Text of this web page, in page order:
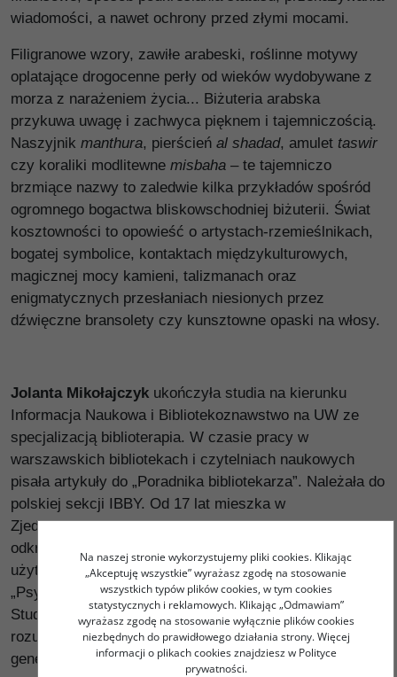
wiadomości, a nawet ochrony przed złymi mocami.
Filigranowe wzory, zawiłe arabeski, roślinne motywy
oplatające drogocenne perły od wieków wydobywane z
morza z narażeniem życia... Biżuteria arabska
przykuwa uwagę i zachwyca pięknem i tajemniczością.
Naszyjnik manthura, pierścień al shadad, amulet taswir
czy koraliki modlitewne misbaha – te tajemniczo
brzmiące nazwy to zaledwie kilka przykładów spośród
ogromnego bogactwa bliskowschodniej biżuterii. Świat
kosztowności to opowieść o artystach-rzemieślnikach,
bogatej symbolice, kontaktach międzykulturowych,
magicznej mocy kamieni, talizmanach oraz
enigmatycznych przesłaniach niesionych przez
dźwięczne bransolety czy kunsztowne opaski na włosy.
Jolanta Mikołajczyk ukończyła studia na kierunku
Informacja Naukowa i Bibliotekoznawstwo na UW ze
specjalizacją biblioterapia. W czasie pracy w
warszawskich bibliotekach i czytelniach naukowych
pisała artykuły do „Poradnika bibliotekarza”. Należała do
polskiej sekcji IBBY. Od 17 lat mieszka w
Zjednoczonych Emiratach Arabskich, gdzie zajmuje się
odkrywaniem tajników tradycyjnej kultury i sztuki
użytkowej. Była m.in. autorką artykułów do czasopisma
„Psychologia Sukcesu” i korespondentką Informacyjnej
Studenckiej Agencji (ISA). Jej hobby to szeroko
rozumiana kultura świata arabskiego, celtyckiego i
genealogia.
Na naszej stronie wykorzystujemy pliki cookies. Klikając
„Akceptuję wszystkie” wyrażasz zgodę na stosowanie
wszystkich typów plików cookies, w tym cookies
statystycznych i reklamowych. Klikając „Odmawiam”
wyrażasz zgodę na stosowanie wyłącznie plików cookies
niezbędnych do prawidłowego działania strony. Więcej
informacji o plikach cookies znajdziesz w Polityce
prywatności.